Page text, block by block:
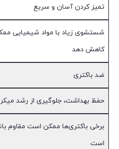
تمیز کردن آسان و سریع
شستشوی زیاد با مواد شیمیایی
کاهش دهد
ضد باکتری
حفظ بهداشت، جلوگیری از رشد
برخی باکتری‌ها ممکن است مقاوم
است